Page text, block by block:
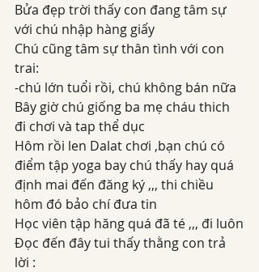
Bửa đẹp trời thấy con đang tâm sự
với chú nhập hàng giấy
Chú cũng tâm sự thân tình với con
trai:
-chú lớn tuổi rồi, chú không bán nữa
Bây giờ chú giống ba mẹ cháu thich
đi chơi và tap thể dục
Hôm rồi len Dalat chơi ,bạn chú có
điểm tập yoga bay chú thấy hay quá
định mai đến đăng ký ,,, thi chiều
hôm đó bảo chí đưa tin
Học viên tập hăng quá đã té ,,, đi luôn
Đọc đến đây tui thấy thằng con trả
lời :